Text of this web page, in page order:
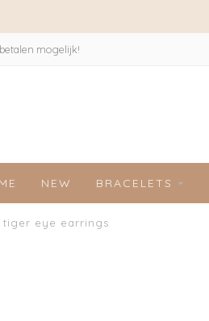
mogelijk!
NEW BRACELETS
tiger eye earrings